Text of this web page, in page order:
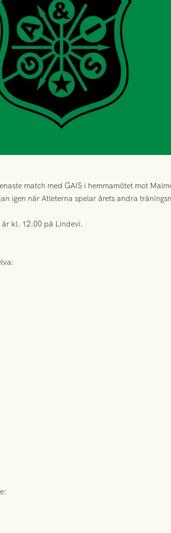
match med GAIS i hemmamötet mot
igen när Atleterna spelar årets andra
kl. 12.00 på Lindevi.